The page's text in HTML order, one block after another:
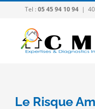
contenu
Tel : 05 45 94 10 94 |
Le Risque